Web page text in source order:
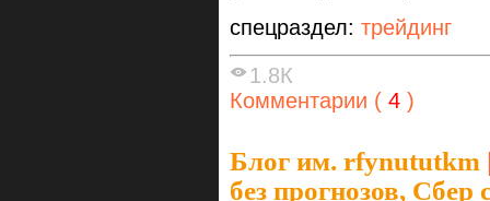
спецраздел: трейдинг
1.8К
Комментарии ( 4 )
Блог им. rfynututkm
без прогнозов,